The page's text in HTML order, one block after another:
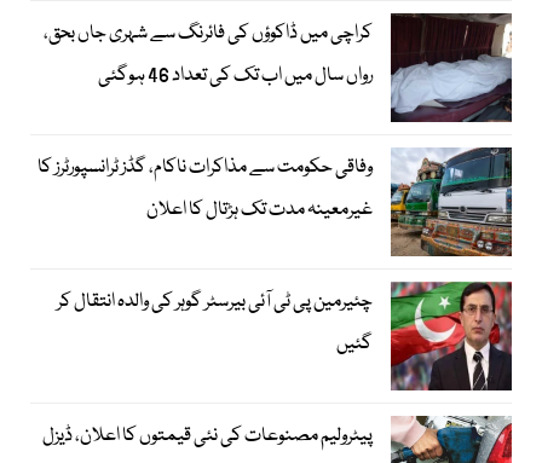
کراچی میں ڈاکوؤں کی فائرنگ سے شہری جاں بحق،
رواں سال میں اب تک کی تعداد 46 ہوگئی
وفاقی حکومت سے مذاکرات ناکام، گڈز ٹرانسپورٹرز کا
غیرمعینہ مدت تک ہڑتال کا اعلان
چئیرمین پی ٹی آئی بیرسٹر گوہر کی والدہ انتقال کر
گئیں
پیٹرولیم مصنوعات کی نئی قیمتوں کا اعلان، ڈیزل